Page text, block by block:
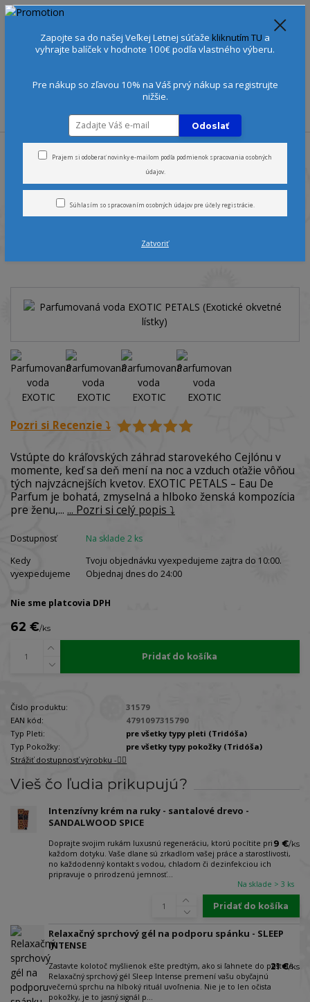
EUR
+421 905 378 103 (Po-Ne, 9-21 hod.)
Úvod Vône Parfumované vody
Parfumovaná voda EXOTIC PETALS
(Exotické okvetné lístky)
Parfumovaná voda EXOTIC
Pozri si Recenzie ⤵️
Vstúpte do kráľovských záhrad starovekého Cejlónu v
momente, keď sa deň mení na noc a vzduch oťažie vôňou
tých najvzácnejších kvetov. EXOTIC PETALS – Eau De
Parfum je bohatá, zmyselná a hlboko ženská kompozícia
pre ženu,... ... Pozri si celý popis ⤵️
Dostupnosť
Na sklade 2 ks
Kedy
vyexpedujeme
Tvoju objednávku vyexpedujeme zajtra do 10:00.
Objednaj dnes do 24:00
Nie sme platcovia DPH
62 €/ks
Pridať do košíka
Číslo produktu:
31579
EAN kód:
4791097315790
Typ Pleti:
pre všetky typy pleti (Tridóša)
Typ Pokožky:
pre všetky typy pokožky (Tridóša)
Strážiť dostupnosť výrobku -🐕‍🦺
Vieš čo ľudia prikupujú?
Intenzívny krém na ruky - santalové drevo -
SANDALWOOD SPICE
Doprajte svojim rukám luxusnú regeneráciu, ktorú pocítite pri
každom dotyku. Vaše dlane sú zrkadlom vašej práce a starostlivosti,
no každodenný kontakt s vodou, chladom či dezinfekciou ich
pripravuje o prirodzenú jemnosť...
9 €/ks
Na sklade > 3 ks
Pridať do košíka
Relaxačný sprchový gél na podporu spánku - SLEEP
INTENSE
Zastavte kolotoč myšlienok ešte predtým, ako si ľahnete do postele.
Relaxačný sprchový gél Sleep Intense premení vašu obyčajnú
večernú sprchu na hlboký rituál uvoľnenia. Nie je to len očista
pokožky, je to jasný signál p...
21 €/ks
Zapojte sa do našej Veľkej Letnej súťaže kliknutím TU a
vyhrajte balíček v hodnote 100€ podľa vlastného výberu.
Pre nákup so zľavou 10% na Váš prvý nákup sa registrujte
nižšie.
Odoslať
Prajem si odoberať novinky e-mailom podľa podmienok spracovania osobných
údajov.
Súhlasím so spracovaním osobných údajovpre účely registrácie.
Zatvoriť